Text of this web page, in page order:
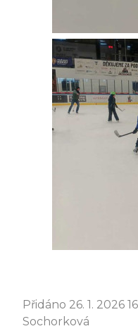
Přidáno 26. 1. 2026
Sochorková